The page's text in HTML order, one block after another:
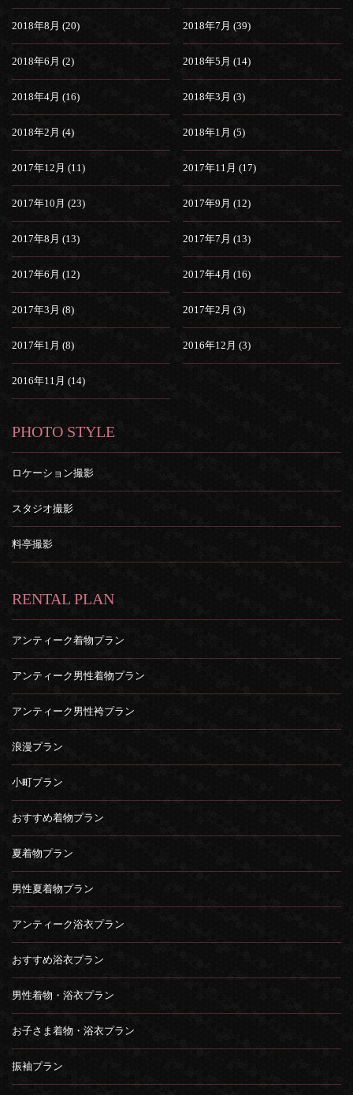
2018年8月 (20) 2018年7月 (39)
2018年6月 (2) 2018年5月 (14)
2018年4月 (16) 2018年3月 (3)
2018年2月 (4) 2018年1月 (5)
2017年12月 (11) 2017年11月 (17)
2017年10月 (23) 2017年9月 (12)
2017年8月 (13) 2017年7月 (13)
2017年6月 (12) 2017年4月 (16)
2017年3月 (8) 2017年2月 (3)
2017年1月 (8) 2016年12月 (3)
2016年11月 (14)
PHOTO STYLE
ロケーション撮影
スタジオ撮影
料亭撮影
RENTAL PLAN
アンティーク着物プラン
アンティーク男性着物プラン
アンティーク男性袴プラン
浪漫プラン
小町プラン
おすすめ着物プラン
夏着物プラン
男性夏着物プラン
アンティーク浴衣プラン
おすすめ浴衣プラン
男性着物・浴衣プラン
お子さま着物・浴衣プラン
振袖プラン